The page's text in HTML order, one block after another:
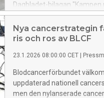
Dagbladet-bilagan "Kampen
cancer" inför
morgon den 4 februari.
Nya cancerstrategin
ris och ros av BLCF
23.1.2026 08:00:00 CET
Blodcancerförbundet
uppdaterad nationell
men den nylanserade